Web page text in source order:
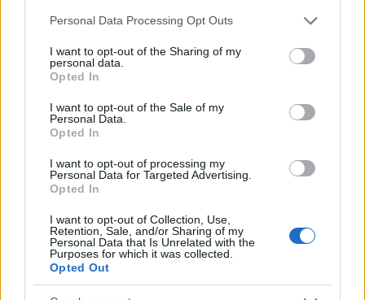
Please note that this website/app uses one or more Google
not limited to your visit or usage behaviour. You may click to
grant or deny consent to Google and its third-party tags to
use your data for below specified purposes in below Google
consent section.
Personal Data Processing Opt Outs
I want to opt-out of the Sharing of my
personal data.
Opted In
I want to opt-out of the Sale of my
Personal Data.
Opted In
I want to opt-out of processing my
Personal Data for Targeted Advertising.
Opted In
I want to opt-out of Collection, Use,
Retention, Sale, and/or Sharing of my
Personal Data that Is Unrelated with the
Purposes for which it was collected.
Opted Out
Kövess minketfacebookonéstwitteren